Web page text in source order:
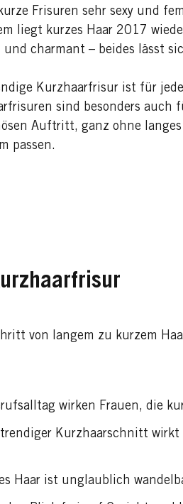
Frisuren sehr sexy und
liegt kurzes Haar 2017
charmant – beides lässt
Kurzhaarfrisur ist für
sind besonders auch
Auftritt, ganz ohne
passen.
von langem zu kurzem
wirken Frauen, die
Kurzhaarschnitt wirkt
Haar ist unglaublich